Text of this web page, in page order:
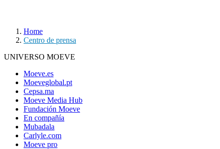
Home
Centro de prensa
UNIVERSO MOEVE
Moeve.es
Moeveglobal.pt
Cepsa.ma
Moeve Media Hub
Fundación Moeve
En compañía
Mubadala
Carlyle.com
Moeve pro